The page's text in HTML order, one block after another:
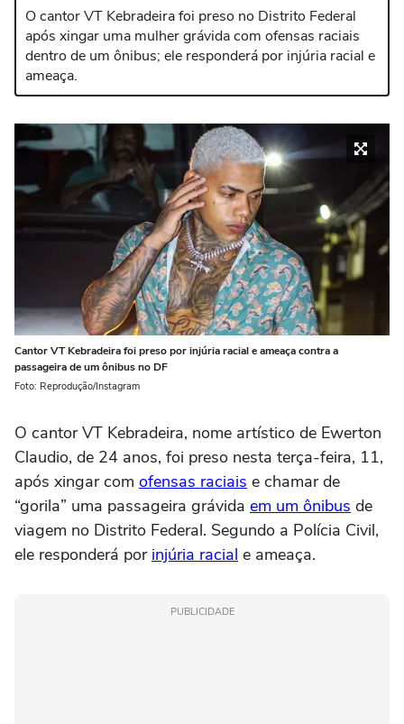
O cantor VT Kebradeira foi preso no Distrito Federal
após xingar uma mulher grávida com ofensas raciais
dentro de um ônibus; ele responderá por injúria racial e
ameaça.
Cantor VT Kebradeira foi preso por injúria racial e ameaça contra a
passageira de um ônibus no DF
Foto: Reprodução/Instagram
O cantor VT Kebradeira, nome artístico de Ewerton
Claudio, de 24 anos, foi preso nesta terça-feira, 11,
após xingar com ofensas raciais e chamar de
“gorila” uma passageira grávida em um ônibus de
viagem no Distrito Federal. Segundo a Polícia Civil,
ele responderá por injúria racial e ameaça.
PUBLICIDADE